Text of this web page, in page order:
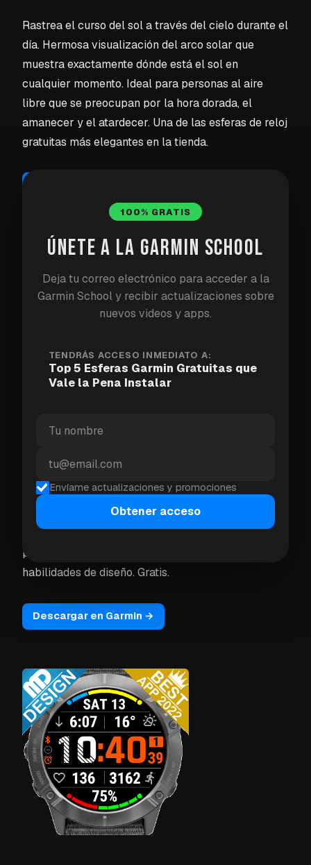
Rastrea el curso del sol a través del cielo durante el
día. Hermosa visualización del arco solar que
muestra exactamente dónde está el sol en
cualquier momento. Ideal para personas al aire
libre que se preocupan por la hora dorada, el
amanecer y el atardecer. Una de las esferas de reloj
gratuitas más elegantes en la tienda.
2. Photo Pro
Carga cualquier imagen desde tu teléfono y
combínala con tus estadísticas de salud.
Totalmente personalizado. Tu perro, tu pareja, tu
paisaje favorito — en tu muñeca. No se requieren
habilidades de diseño. Gratis.
Descargar en Garmin →
100% GRATIS
ÚNETE A LA GARMIN SCHOOL
Deja tu correo electrónico para acceder a la
Garmin School y recibir actualizaciones sobre
nuevos videos y apps.
TENDRÁS ACCESO INMEDIATO A:
Top 5 Esferas Garmin Gratuitas que
Vale la Pena Instalar
Envíame actualizaciones y promociones
Obtener acceso